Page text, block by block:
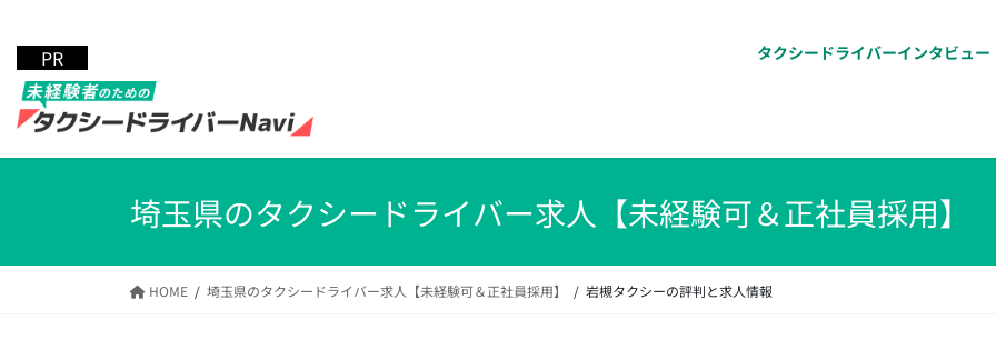
タクシードライバーインタビュー
埼玉県のタクシードライバー求人【未経験可＆正社員採用】
HOME 埼玉県のタクシードライバー求人【未経験可＆正社員採用】 岩槻タクシーの評判と求人情報